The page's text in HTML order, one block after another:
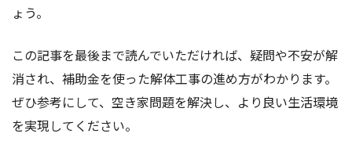
ょう。
この記事を最後まで読んでいただければ、疑問や不安が解
消され、補助金を使った解体工事の進め方がわかります。
ぜひ参考にして、空き家問題を解決し、より良い生活環境
を実現してください。